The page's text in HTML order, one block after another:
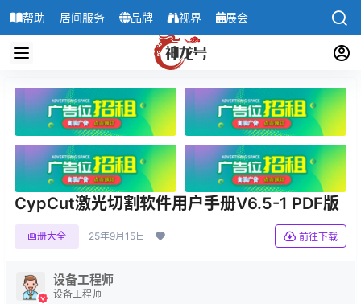
帮助 居间服务 品牌 视界 展会
CypCut激光切割软件用户手册V6.5-1 PDF版
画册大全 25年9月15日 前往下载
设备工程师
设备工程师